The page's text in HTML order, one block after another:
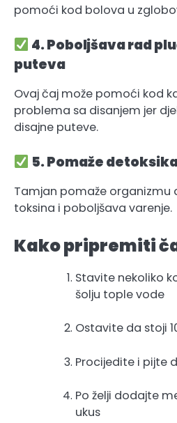
pomoći kod bolova u
4. Poboljšava rad
puteva
Ovaj čaj može pomoći kod
problema sa disanjem jer
disajne puteve.
5. Pomaže
Tamjan pomaže organizmu
toksina i poboljšava varenje.
Kako pripremiti
Stavite nekoliko
šolju tople vode
Ostavite da stoji
Procijedite i pijte
Po želji dodajte
ukus